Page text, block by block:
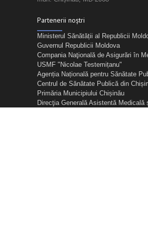
Partenerii noștri
Ministerul Sănătății al Republicii
Guvernul Republicii Moldova
Compania Naţională de Asigurări în
USMF "Nicolae Testemițanu"
Agenția Națională pentru Sănătate
Centrul de Sănătate Publică din
Primăria Municipiului Chișinău
Direcţia Generală Asistentă Medicală